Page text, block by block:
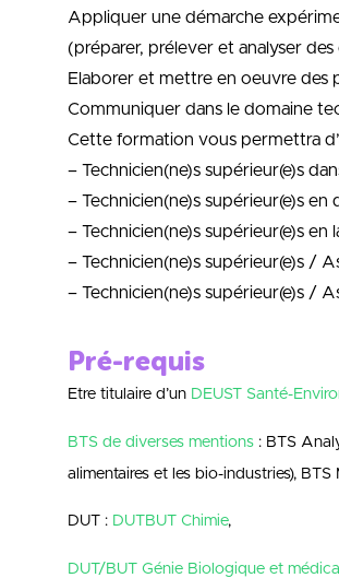
Appliquer une démarche
(préparer, prélever et analyser
Elaborer et mettre en oeuvre des
Communiquer dans le domaine
Cette formation vous permettra
– Technicien(ne)s supérieur(e)s
– Technicien(ne)s supérieur(e)s en
– Technicien(ne)s supérieur(e)s
– Technicien(ne)s supérieur(e)s /
– Technicien(ne)s supérieur(e)s /
Pré-requis
Etre titulaire d’un DEUST Santé-
BTS de diverses mentions : BTS
alimentaires et les bio-industries), BTS
DUT : DUTBUT Chimie,
DUT/BUT Génie Biologique et